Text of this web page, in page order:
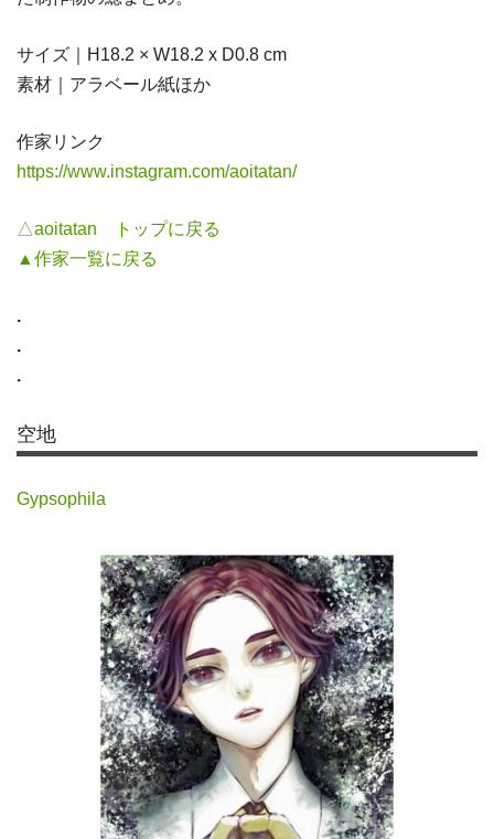
サイズ｜H18.2 × W18.2 x D0.8 cm
素材｜アラベール紙ほか
作家リンク
https://www.instagram.com/aoitatan/
△aoitatan トップに戻る
▲作家一覧に戻る
.
.
.
空地
Gypsophila